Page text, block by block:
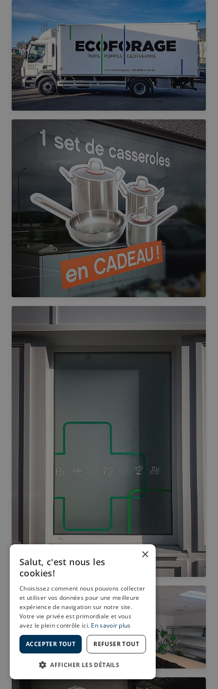
×
Salut, c'est nous les
cookies!
Choisissez comment nous pouvons collecter
et utiliser vos données pour une meilleure
expérience de navigation sur notre site.
Votre vie privée est primordiale et vous
avez le plein contrôle ici. En savoir plus
ACCEPTER TOUT REFUSER TOUT
AFFICHER LES DÉTAILS